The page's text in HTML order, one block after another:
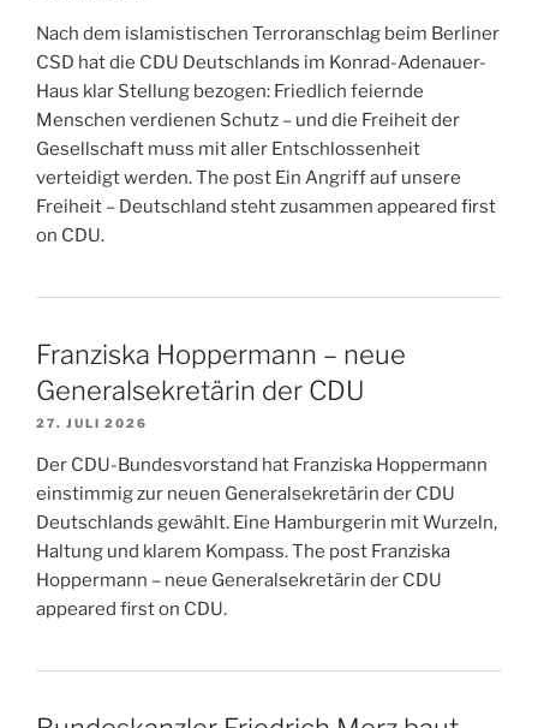
Nach dem islamistischen Terroranschlag beim Berliner
CSD hat die CDU Deutschlands im Konrad-Adenauer-
Haus klar Stellung bezogen: Friedlich feiernde
Menschen verdienen Schutz – und die Freiheit der
Gesellschaft muss mit aller Entschlossenheit
verteidigt werden. The post Ein Angriff auf unsere
Freiheit – Deutschland steht zusammen appeared first
on CDU.
Franziska Hoppermann – neue
Generalsekretärin der CDU
27. JULI 2026
Der CDU-Bundesvorstand hat Franziska Hoppermann
einstimmig zur neuen Generalsekretärin der CDU
Deutschlands gewählt. Eine Hamburgerin mit Wurzeln,
Haltung und klarem Kompass. The post Franziska
Hoppermann – neue Generalsekretärin der CDU
appeared first on CDU.